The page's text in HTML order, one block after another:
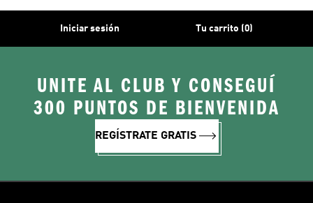
Iniciar sesión Tu carrito (0)
UNITE AL CLUB Y CONSEGUÍ
300 PUNTOS DE BIENVENIDA
REGÍSTRATE GRATIS